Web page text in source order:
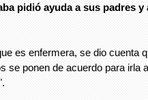
pidió ayuda a sus padres y
es enfermera, se dio cuenta
se ponen de acuerdo para irla